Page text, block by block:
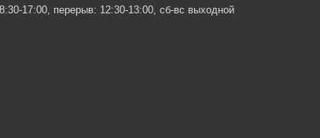
17:00, перерыв: 12:30-13:00, сб-вс выходной